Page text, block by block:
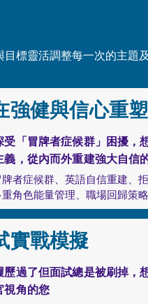
標靈活調整每一次的主題
強健與信心重塑
受「冒牌者症候群」困擾，
義，從內而外重建強大自信
者症候群、英語自信重建、
角色能量管理、職場回歸策略
不配」的內在雜音，從內而外散
重建：打破「完美主義」魔咒
實戰模擬
歷過了但面試總是被刷掉，
視角的您